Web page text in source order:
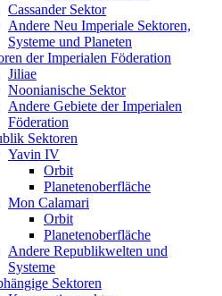
Cassander Sektor
Andere Neu Imperiale Sektoren,
Systeme und Planeten
der Imperialen Föderation
Jiliae
Noonianische Sektor
Andere Gebiete der Imperialen
Föderation
Sektoren
Yavin IV
Orbit
Planetenoberfläche
Mon Calamari
Orbit
Planetenoberfläche
Andere Republikwelten und
Systeme
Sektoren